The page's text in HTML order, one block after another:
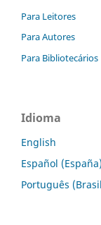
Para Leitores
Para Autores
Para Bibliotecários
Idioma
English
Español (España)
Português